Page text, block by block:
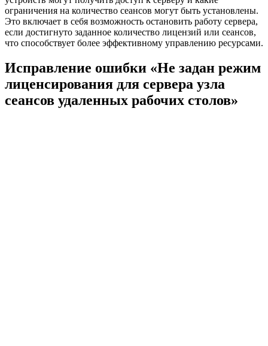
ограничения на количество сеансов могут быть установлены.
Это включает в себя возможность остановить работу сервера,
если достигнуто заданное количество лицензий или сеансов,
что способствует более эффективному управлению ресурсами.
Исправление ошибки «Не задан режим
лиценсирования для сервера узла
сеансов удаленных рабочих столов»